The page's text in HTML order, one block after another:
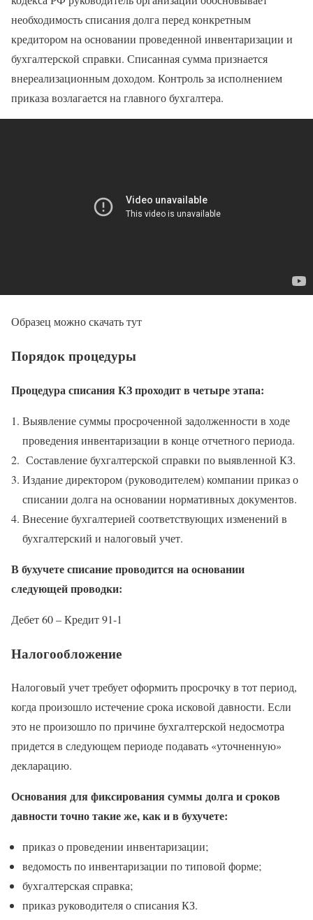
необходимость списания долга перед конкретным
кредитором на основании проведенной инвентаризации и
бухгалтерской справки. Списанная сумма признается
внереализационным доходом. Контроль за исполнением
приказа возлагается на главного бухгалтера.
Образец можно скачать тут
Порядок процедуры
Процедура списания КЗ проходит в четыре этапа:
Выявление суммы просроченной задолженности в ходе
проведения инвентаризации в конце отчетного периода.
Составление бухгалтерской справки по выявленной КЗ.
Издание директором (руководителем) компании приказ о
списании долга на основании нормативных документов.
Внесение бухгалтерией соответствующих изменений в
бухгалтерский и налоговый учет.
В бухучете списание проводится на основании
следующей проводки:
Дебет 60 – Кредит 91-1
Налогообложение
Налоговый учет требует оформить просрочку в тот период,
когда произошло истечение срока исковой давности. Если
это не произошло по причине бухгалтерской недосмотра
придется в следующем периоде подавать «уточненную»
декларацию.
Основания для фиксирования суммы долга и сроков
давности точно такие же, как и в бухучете:
приказ о проведении инвентаризации;
ведомость по инвентаризации по типовой форме;
бухгалтерская справка;
приказ руководителя о списания КЗ.